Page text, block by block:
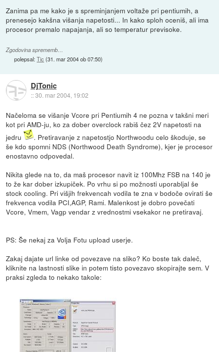
Zanima pa me kako je s spreminjanjem voltaže pri pentiumih, a
prenesejo kakšna višanja napetosti... In kako sploh oceniš, ali ima
procesor premalo napajanja, ali so temperatur previsoke.
Zgodovina sprememb…
polepsal:Tic (31. mar 2004 ob 07:50)
DjTonic
::30. mar 2004, 19:02
Načeloma se višanje Vcore pri Pentiumih 4 ne pozna v takšni meri
kot pri AMD-ju, ko za dober overclock rabiš čez 2V napetosti na
jedru
. Pretiravanje z napetostjo Northwoodu celo škoduje, se
še kdo spomni NDS (Northwood Death Syndrome), kjer je procesor
enostavno odpovedal.
Nikita glede na to, da maš procesor navit iz 100Mhz FSB na 140 je
to že kar dober izkupiček. Po vrhu si po možnosti uporabljal še
stock cooling. Pri višjih frekvencah vodila te zna v bodoče ovirati še
frekvenca vodila PCI,AGP, Rami. Malenkost je dobro povečati
Vcore, Vmem, Vagp vendar z vrednostmi vsekakor ne pretiravaj.
PS: Še nekaj za Volja Fotu upload userje.
Zakaj dajate url linke od povezave na sliko? Ko boste tak daleč,
kliknite na lastnosti slike in potem tisto povezavo skopirajte sem. V
praksi zgleda to nekako takole: